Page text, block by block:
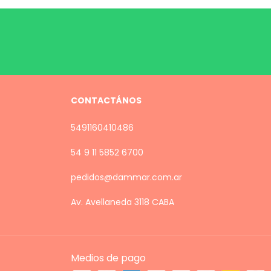
CONTACTÁNOS
5491160410486
54 9 11 5852 6700
pedidos@dammar.com.ar
Av. Avellaneda 3118 CABA
Medios de pago